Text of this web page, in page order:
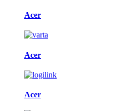
Acer
Acer
Acer